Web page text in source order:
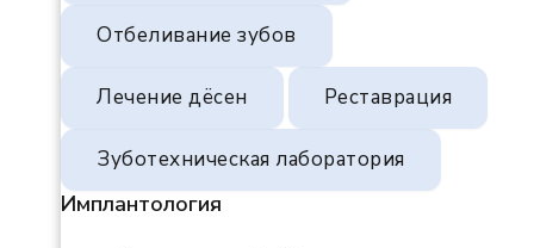
Отбеливание зубов
Лечение дёсен Реставрация
Зуботехническая лаборатория
Имплантология